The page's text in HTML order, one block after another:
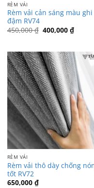
RÈM VẢI
Rèm vải cản sáng màu ghi
đậm RV74
450,000₫ Giá
gốc
400,000 ₫Giá
hiện
RÈM VẢI
Rèm vải thô dày chống
tốt RV72
650,000 ₫